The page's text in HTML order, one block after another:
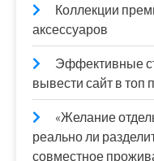
Коллекции
аксессуаров
Эффективные
вывести сайт в топ
«Желание
реально ли
совместное